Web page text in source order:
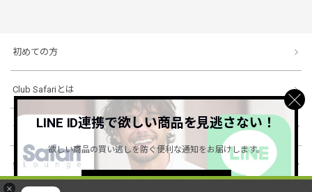
×
初めての方
Club Safariとは
ショッピングガイド
会社概要・規約
LINE ID連携で欲しい商品を見逃さない！
欲しい商品の買い逃しを防ぐ便利な通知をお届けします。
詳しくはこちら ＞